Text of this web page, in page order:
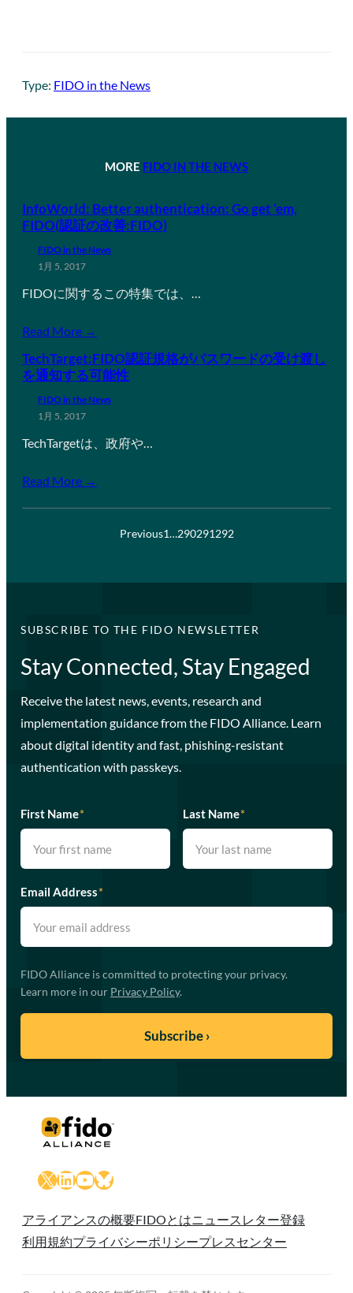
Type: FIDO in the News
MORE FIDO IN THE NEWS
InfoWorld: Better authentication: Go get ‘em,
FIDO(認証の改善:FIDO)
FIDO in the News
1月 5, 2017
FIDOに関するこの特集では、…
Read More →
TechTarget:FIDO認証規格がパスワードの受け渡し
を通知する可能性
FIDO in the News
1月 5, 2017
TechTargetは、政府や…
Read More →
Previous1…290291292
SUBSCRIBE TO THE FIDO NEWSLETTER
Stay Connected, Stay Engaged
Receive the latest news, events, research and
implementation guidance from the FIDO Alliance. Learn
about digital identity and fast, phishing-resistant
authentication with passkeys.
First Name* Last Name*
Email Address*
FIDO Alliance is committed to protecting your privacy.
Learn more in our Privacy Policy.
X LinkedIn
YouTube
Bluesky
アライアンスの概要FIDOとは ニュースレター登録
利用規約プライバシーポリシープレスセンター